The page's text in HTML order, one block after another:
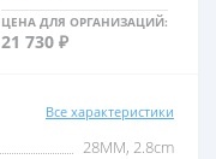
2,5 кВА
3 кВА
С USB
С внешними акб
ЦЕНА ДЛЯ ОРГАНИЗАЦИЙ:
21 730 ₽
Все характеристики
28MM, 2.8cm